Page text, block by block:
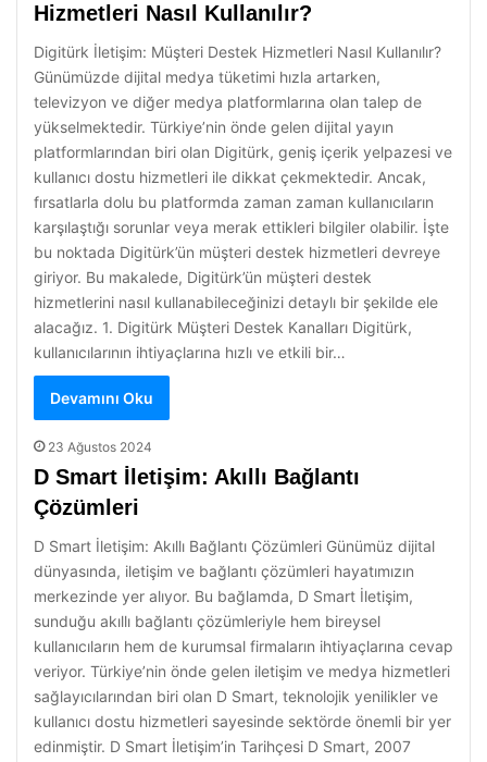
Hizmetleri Nasıl Kullanılır?
Digitürk İletişim: Müşteri Destek Hizmetleri Nasıl Kullanılır?
Günümüzde dijital medya tüketimi hızla artarken,
televizyon ve diğer medya platformlarına olan talep de
yükselmektedir. Türkiye’nin önde gelen dijital yayın
platformlarından biri olan Digitürk, geniş içerik yelpazesi ve
kullanıcı dostu hizmetleri ile dikkat çekmektedir. Ancak,
fırsatlarla dolu bu platformda zaman zaman kullanıcıların
karşılaştığı sorunlar veya merak ettikleri bilgiler olabilir. İşte
bu noktada Digitürk’ün müşteri destek hizmetleri devreye
giriyor. Bu makalede, Digitürk’ün müşteri destek
hizmetlerini nasıl kullanabileceğinizi detaylı bir şekilde ele
alacağız. 1. Digitürk Müşteri Destek Kanalları Digitürk,
kullanıcılarının ihtiyaçlarına hızlı ve etkili bir…
Devamını Oku
23 Ağustos 2024
D Smart İletişim: Akıllı Bağlantı
Çözümleri
D Smart İletişim: Akıllı Bağlantı Çözümleri Günümüz dijital
dünyasında, iletişim ve bağlantı çözümleri hayatımızın
merkezinde yer alıyor. Bu bağlamda, D Smart İletişim,
sunduğu akıllı bağlantı çözümleriyle hem bireysel
kullanıcıların hem de kurumsal firmaların ihtiyaçlarına cevap
veriyor. Türkiye’nin önde gelen iletişim ve medya hizmetleri
sağlayıcılarından biri olan D Smart, teknolojik yenilikler ve
kullanıcı dostu hizmetleri sayesinde sektörde önemli bir yer
edinmiştir. D Smart İletişim’in Tarihçesi D Smart, 2007